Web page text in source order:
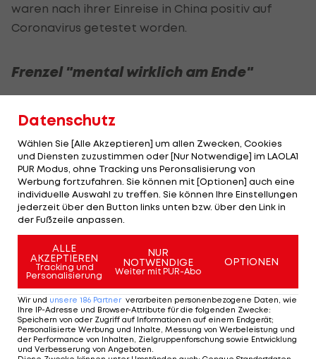
waren nach ihrer Einreise in China positiv auf
Coronavirus getestet worden.
Frenzel "mental wirklich am Ende"
mitgenommen. "Ich habe ihn mental in so einer
Situation noch nie gesehen", sagt der deutsche
Teamarzt Stefan Pecher, der Frenzel nach
eigenen Angaben seit 17 Jahren betreut. "Nicht
bei Niederlagen, nicht bei Situationen mit Pech
bei Weltcups oder Weltmeisterschaften oder
Olympischen Spielen. Er war mental wirklich am
Ende."
Unterdessen bemüht sich der Deutsche
Olympische Sportbund intensiv um eine
Verbesserung der Quarantäne-Bedingungen für
Frenzel. Chef de Mission Dirk Schimmelpfennig
Datenschutz
Wählen Sie [Alle Akzeptieren] um allen Zwecken, Cookies
und Diensten zuzustimmen oder [Nur Notwendige] im LAOLA1
PUR Modus, ohne Tracking uns Peronsalisierung von
Werbung fortzufahren. Sie können mit [Optionen] auch eine
individuelle Auswahl zu treffen. Sie können Ihre Einstellungen
jederzeit über den Button links unten bzw. über den Link in
der Fußzeile anpassen.
ALLE
AKZEPTIEREN
Tracking und
Personalisierung
NUR
NOTWENDIGE
Weiter mit PUR-Abo
OPTIONEN
Wir und unsere 186 Partner verarbeiten personenbezogene Daten, wie
Ihre IP-Adresse und Browser-Attribute für die folgenden Zwecke:
Speichern von oder Zugriff auf Informationen auf einem Endgerät;
Personalisierte Werbung und Inhalte, Messung von Werbeleistung und
der Performance von Inhalten, Zielgruppenforschung sowie Entwicklung
und Verbesserung von Angeboten